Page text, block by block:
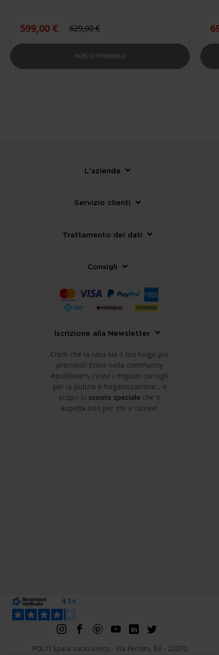
599,00 € 629,00 €
NON DISPONIBILE
L'azienda
Servizio clienti
Trattamento dei dati
Consigli
Iscrizione alla Newsletter
Credi che la casa sia il tuo luogo più
prezioso? Entra nella community
#poltilovers, ricevi i migliori consigli
per la pulizia e l’organizzazione… e
scopri lo sconto speciale che ti
aspetta solo per chi si iscrive!
POLTI Spa a socio unico - Via Ferloni, 83 - 22070